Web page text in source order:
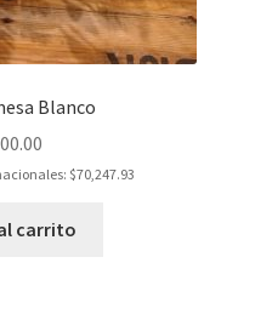
Blanco
$70,247.93
carrito